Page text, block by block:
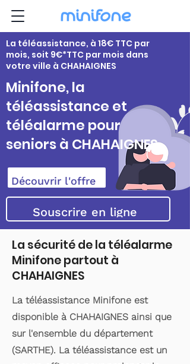
La téléassistance, à 18€ TTC par
mois, soit 9€*TTC par mois dans
votre ville à CHAHAIGNES
Minifone, la
téléassistance et
téléalarme pour
seniors à CHAHAIGNES
Découvrir l'offre
Souscrire en ligne
La sécurité de la téléalarme
Minifone partout à
CHAHAIGNES
La téléassistance Minifone est
disponible à CHAHAIGNES ainsi que
sur l'ensemble du département
(SARTHE). La téléassistance est un